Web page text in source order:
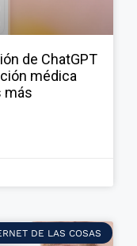
de ChatGPT
médica
más
DE LAS COSAS